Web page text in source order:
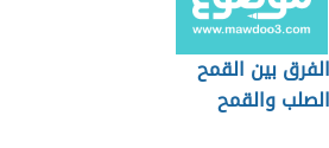
الفرق بين القمح
الصلب والقمح